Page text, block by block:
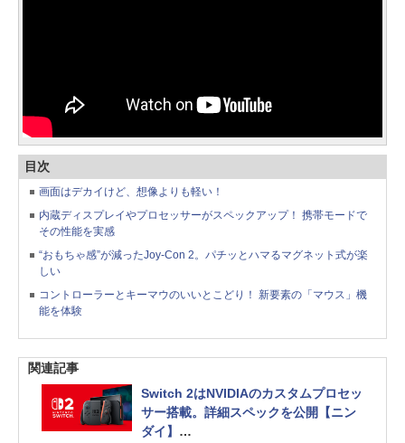
目次
画面はデカイけど、想像よりも軽い！
内蔵ディスプレイやプロセッサーがスペックアップ！ 携帯モードで
その性能を実感
“おもちゃ感”が減ったJoy-Con 2。パチッとハマるマグネット式が楽
しい
コントローラーとキーマウのいいとこどり！ 新要素の「マウス」機
能を体験
関連記事
Switch 2はNVIDIAのカスタムプロセッ
サー搭載。詳細スペックを公開【ニン
ダイ】